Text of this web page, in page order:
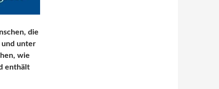
die
und unter
wie
enthält